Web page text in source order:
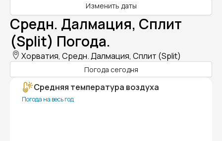
Изменить даты
Средн. Далмация, Сплит
(Split) Погода.
Хорватия, Средн. Далмация, Сплит (Split)
Погода сегодня
Средняя температура воздуха
Погода на весь год